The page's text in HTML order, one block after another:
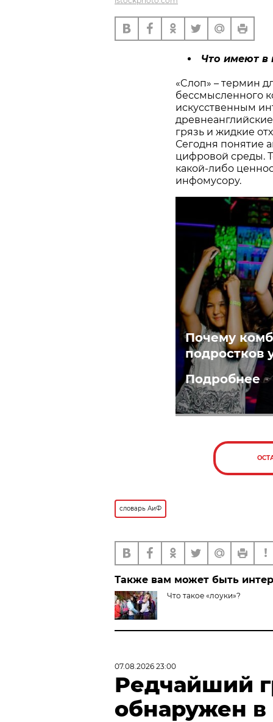
Что имеют в
«Cлоп» – термин
бессмысленного
искусственным
грязь и жидкие
Сегодня понятие
цифровой среды.
какой-либо
инфомусору.
Почему
подростков
Подробнее
словарь АиФ
Также вам может быть
Что такое «лоуки»?
07.08.2026 23:00
Редчайший
обнаружен